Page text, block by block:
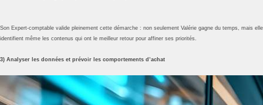
Son Expert-comptable valide pleinement cette démarche : non seulement Valérie gagne du temps, mais
identifient même les contenus qui ont le meilleur retour pour affiner ses priorités.
3) Analyser les données et prévoir les comportements d’achat